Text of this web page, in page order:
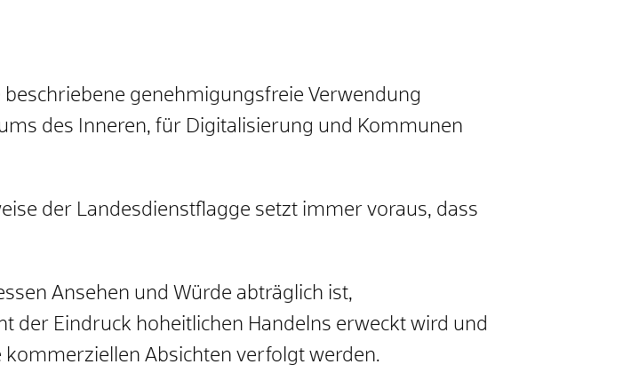
beschriebene genehmigungsfreie Verwendung
des Inneren, für Digitalisierung und Kommunen
der Landesdienstflagge setzt immer voraus, dass
Ansehen und Würde abträglich ist,
der Eindruck hoheitlichen Handelns erweckt wird und
Absichten verfolgt werden.